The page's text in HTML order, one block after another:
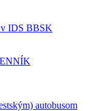
IDS BBSK
autobusom